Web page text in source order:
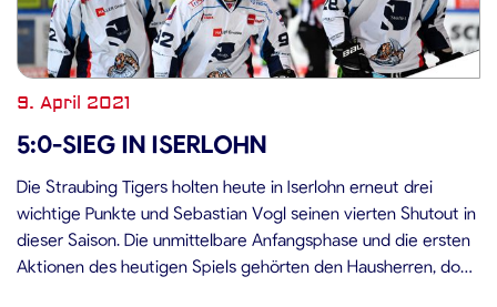
9. April 2021
5:0-SIEG IN ISERLOHN
Die Straubing Tigers holten heute in Iserlohn erneut drei
wichtige Punkte und Sebastian Vogl seinen vierten Shutout in
dieser Saison. Die unmittelbare Anfangsphase und die ersten
Aktionen des heutigen Spiels gehörten den Hausherren, doch